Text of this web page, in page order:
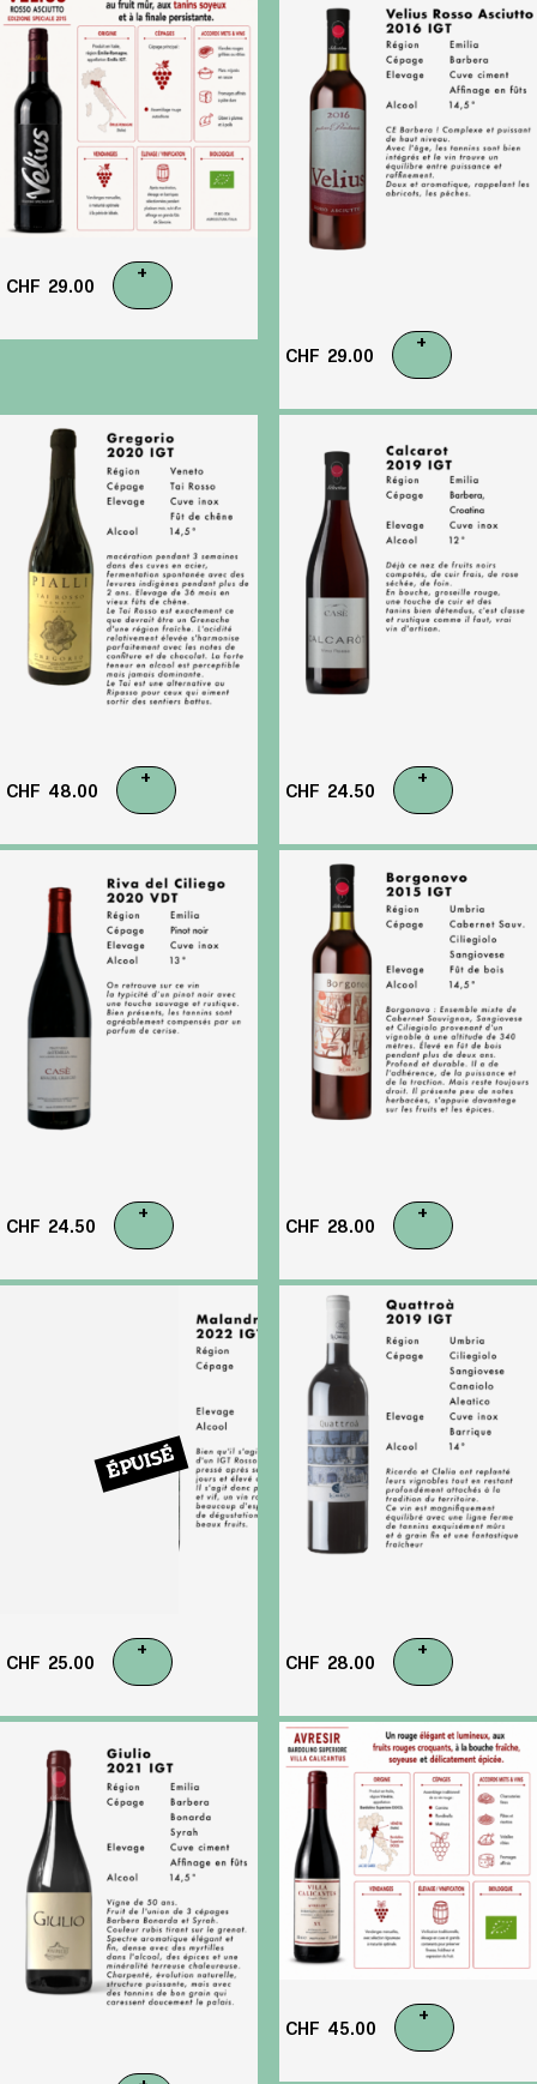
CHF 29.00
+
CHF 29.00
+
CHF 48.00
+
CHF 24.50
+
CHF 24.50
+
CHF 28.00
+
ÉPUISÉ
CHF 25.00
+
CHF 28.00
+
CHF 45.00
+